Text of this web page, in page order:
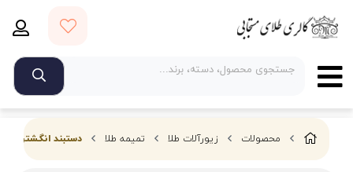
محصولات زیورآلات طلا تمیمه طلا دستبند انگشتری